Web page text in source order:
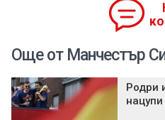
Още от Манчестър
Родри